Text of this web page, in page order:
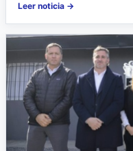
Leer noticia →